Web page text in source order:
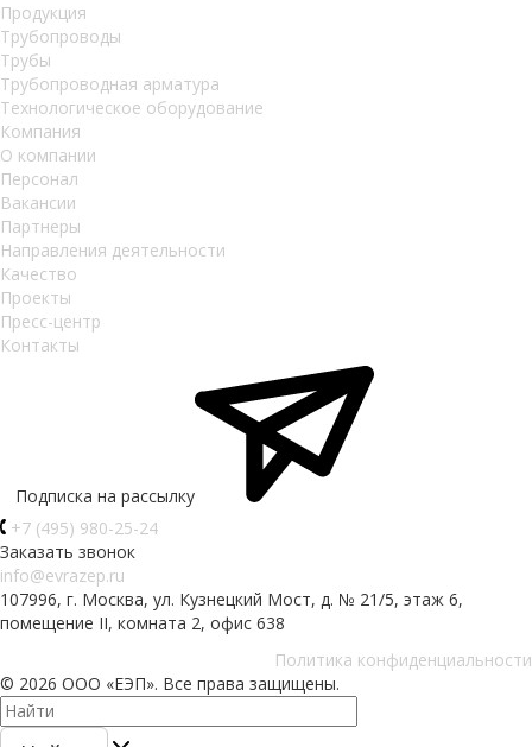
Продукция
Трубопроводы
Трубы
Трубопроводная арматура
Технологическое оборудование
Компания
О компании
Персонал
Вакансии
Партнеры
Направления деятельности
Качество
Проекты
Пресс-центр
Контакты
Подписка на рассылку
+7 (495) 980-25-24
Заказать звонок
info@evrazep.ru
107996, г. Москва, ул. Кузнецкий Мост, д. № 21/5, этаж 6,
помещение II, комната 2, офис 638
Политика конфиденциальности
© 2026 ООО «ЕЭП». Все права защищены.